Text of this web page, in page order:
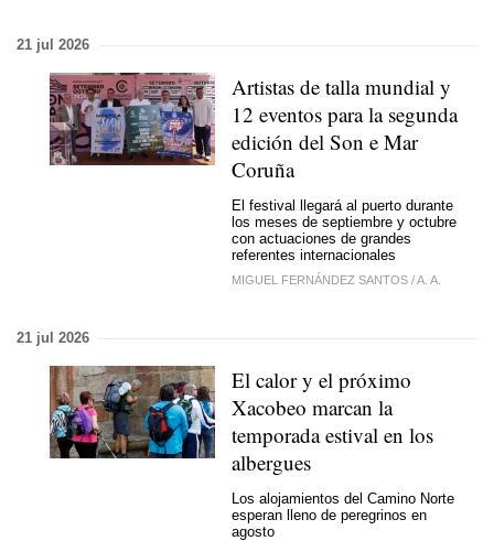
21 jul 2026
Artistas de talla mundial y
12 eventos para la segunda
edición del Son e Mar
Coruña
El festival llegará al puerto durante
los meses de septiembre y octubre
con actuaciones de grandes
referentes internacionales
MIGUEL FERNÁNDEZ SANTOS /A. A.
21 jul 2026
El calor y el próximo
Xacobeo marcan la
temporada estival en los
albergues
Los alojamientos del Camino Norte
esperan lleno de peregrinos en
agosto